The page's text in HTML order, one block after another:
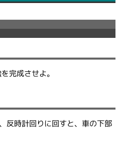
完成させよ。
反時計回りに回すと、車の下部